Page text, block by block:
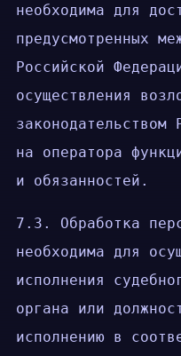
необходима для
предусмотренных
Российской
осуществления
законодательством
на оператора
и обязанностей.
7.3. Обработка
необходима для
исполнения
органа или
исполнению в